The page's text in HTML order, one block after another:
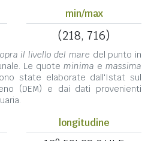
min/max
(218, 716)
il livello del mare del punto in
Le quote minima e massima
state elaborate dall'Istat sul
(DEM) e dai dati provenienti
longitudine